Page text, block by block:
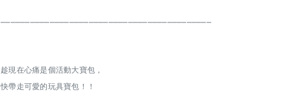
⎽⎽⎽⎽⎽⎽⎽⎽⎽⎽⎽⎽⎽⎽⎽⎽⎽⎽⎽⎽⎽⎽⎽⎽⎽⎽⎽⎽⎽⎽⎽⎽⎽⎽⎽⎽⎽⎽⎽⎽⎽⎽⎽
趁現在心痛是個活動大寶包，
快帶走可愛的玩具寶包！！